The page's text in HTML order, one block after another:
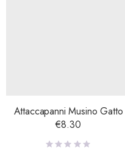
Attaccapanni Musino Gatto
€8.30